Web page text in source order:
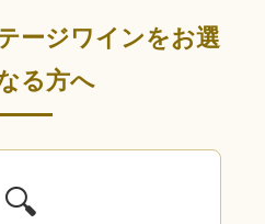
ージワインをお選
る方へ
🔍